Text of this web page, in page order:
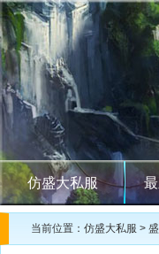
仿盛大私服
当前位置： 仿盛大私服 >